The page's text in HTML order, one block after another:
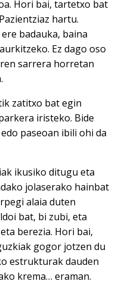
Hori bai, tartetxo bat
hartu.
badauka, baina
Ez dago oso
sarrera horretan
zatitxo bat egin
iristeko. Bide
paseoan ibili ohi da
ikusiko ditugu eta
jolaserako hainbat
alaia duten
bat, bi zubi, eta
berezia. Hori bai,
gogor jotzen du
estrukturak dauden
krema… eraman.